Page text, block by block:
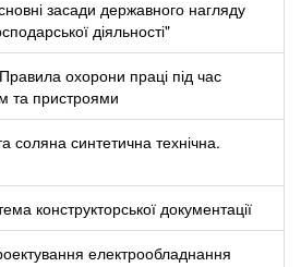
засади державного нагляду
діяльності"
охорони праці під час
та пристроями
синтетична технічна.
конструкторської документації
електрообладнання